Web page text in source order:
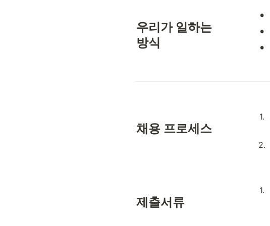
우리가 일하는
방식
•
•
•
채용 프로세스
1.
2.
제출서류
1.